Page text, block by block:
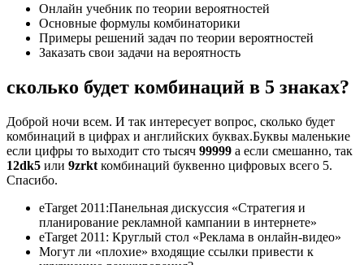
Онлайн учебник по теории вероятностей
Основные формулы комбинаторики
Примеры решений задач по теории вероятностей
Заказать свои задачи на вероятность
сколько будет комбинаций в 5 знаках?
Доброй ночи всем. И так интересует вопрос, сколько будет
комбинаций в цифрах и английских буквах.Буквы маленькие
если цифры то выходит сто тысяч 99999 а если смешанно, так
12dk5 или 9zrkt комбинаций буквенно цифровых всего 5.
Спасибо.
eTarget 2011:Панельная дискуссия «Стратегия и
планирование рекламной кампании в интернете»
eTarget 2011: Круглый стол «Реклама в онлайн-видео»
Могут ли «плохие» входящие ссылки привести к